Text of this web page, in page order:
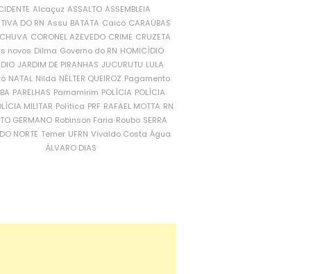
Alcaçuz ASSALTO ASSEMBLEIA
DO RN Assu BATATA Caicó CARAÚBAS
CORONEL AZEVEDO CRIME CRUZETA
novos Dilma Governo do RN HOMICÍDIO
JARDIM DE PIRANHAS JUCURUTU LULA
NATAL Nilda NÉLTER QUEIROZ Pagamento
PARELHAS Parnamirim POLÍCIA POLÍCIA
MILITAR Política PRF RAFAEL MOTTA RN
GERMANO Robinson Faria Roubo SERRA
NORTE Temer UFRN Vivaldo Costa Água
ÁLVARO DIAS